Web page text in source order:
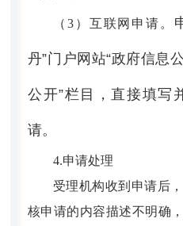
（3）互联网申请。
丹”门户网站“政府信息
公开”栏目，直接填写
请。
4.申请处理
受理机构收到申请后
核申请的内容描述不明确